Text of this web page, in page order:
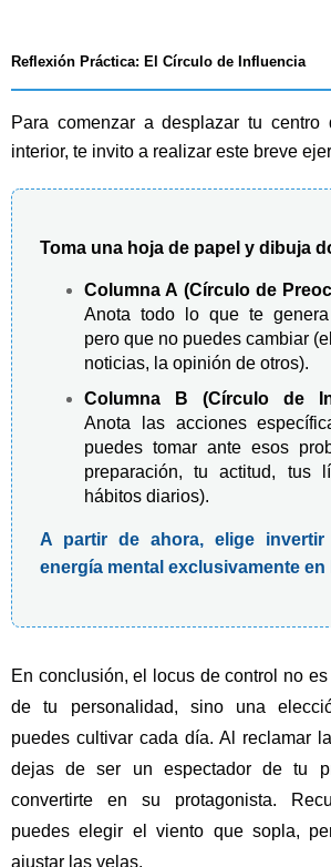
Reflexión Práctica: El Círculo de Influencia
Para comenzar a desplazar tu centro
interior, te invito a realizar este breve
Toma una hoja de papel y dibuja
Columna A (Círculo de
Anota todo lo que te genera
pero que no puedes cambiar
noticias, la opinión de otros).
Columna B (Círculo de
Anota las acciones
puedes tomar ante esos
preparación, tu actitud, tus
hábitos diarios).
A partir de ahora, elige
energía mental exclusivamente en
En conclusión, el locus de control no
de tu personalidad, sino una
puedes cultivar cada día. Al reclamar
dejas de ser un espectador de tu
convertirte en su protagonista.
puedes elegir el viento que sopla,
ajustar las velas.